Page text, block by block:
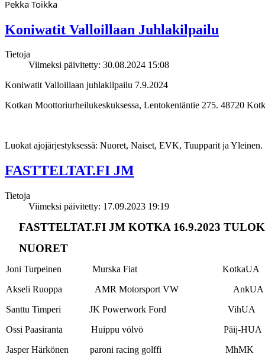
Pekka Toikka
Koniwatit Valloillaan Juhlakilpailu
Tietoja
Viimeksi päivitetty: 30.08.2024 15:08
Koniwatit Valloillaan juhlakilpailu 7.9.2024
Kotkan Moottoriurheilukeskuksessa, Lentokentäntie 275. 48720
Luokat ajojärjestyksessä: Nuoret, Naiset, EVK, Tuupparit ja Yleinen.
FASTTELTAT.FI JM
Tietoja
Viimeksi päivitetty: 17.09.2023 19:19
FASTTELTAT.FI JM KOTKA 16.9.2023
NUORET
Joni Turpeinen Murska Fiat KotkaUA
Akseli Ruoppa AMR Motorsport VW AnkUA
Santtu Timperi JK Powerwork Ford VihUA
Ossi Paasiranta Huippu völvö Päij-HUA
Jasper Härkönen paroni racing golffi MhMK